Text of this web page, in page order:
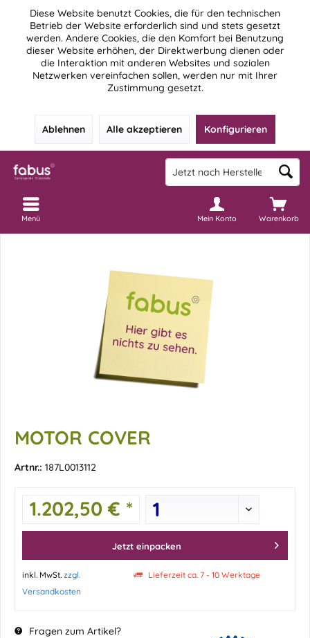
Diese Website benutzt Cookies, die für den technischen
Betrieb der Website erforderlich sind und stets gesetzt
werden. Andere Cookies, die den Komfort bei Benutzung
dieser Website erhöhen, der Direktwerbung dienen oder
die Interaktion mit anderen Websites und sozialen
Netzwerken vereinfachen sollen, werden nur mit Ihrer
Zustimmung gesetzt.
Ablehnen Alle akzeptieren Konfigurieren
Warenkorb
Mein Konto
Menü
MOTOR COVER
Artnr.: 187L0013112
1.202,50 € *
Jetzt einpacken
inkl. MwSt. zzgl.
Versandkosten
Lieferzeit ca. 7 - 10 Werktage
Fragen zum Artikel?